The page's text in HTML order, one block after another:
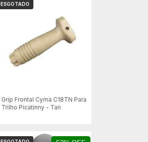
ESGOTADO
Grip Frontal Cyma C18TN Para
Trilho Picatinny - Tan